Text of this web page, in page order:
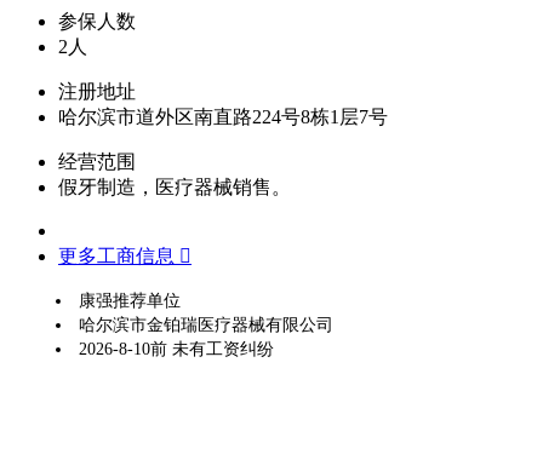
参保人数
2人
注册地址
哈尔滨市道外区南直路224号8栋1层7号
经营范围
假牙制造，医疗器械销售。
更多工商信息 
康强推荐单位
哈尔滨市金铂瑞医疗器械有限公司
2026-8-10前 未有工资纠纷